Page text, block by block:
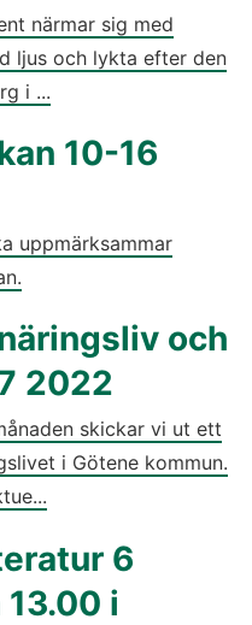
närmar sig med
ljus och lykta efter den
i ...
10-16
uppmärksammar
och
2022
skickar vi ut ett
i Götene kommun.
6
i